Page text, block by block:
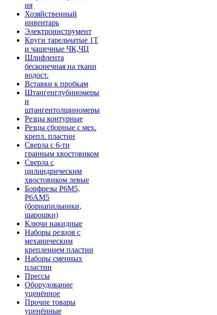
ия
Хозяйственный
инвентарь
Электроинструмент
Круги тарельчатые 1Т
и чашечные ЧК,ЧЦ
Шлифлента
бесконечная на ткани
водост.
Вставки к пробкам
Штангенглубиномеры
и
штангентолщиномеры
Резцы контурные
Резцы сборные с мех.
крепл. пластин
Сверла с 6-ти
гранным хвостовиком
Сверла с
цилиндрическим
хвостовиком левые
Борфрезы Р6М5,
Р6АМ5
(борнапильники,
шарошки)
Ключи накидные
Наборы резцов с
механическим
креплением пластин
Наборы сменных
пластин
Прессы
Оборудование
уценённое
Прочие товары
уценённые